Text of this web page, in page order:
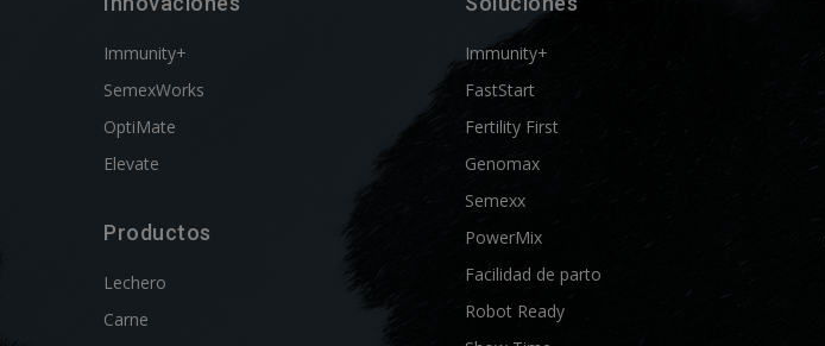
Immunity+
SemexWorks
OptiMate
Elevate
Productos
Lechero
Carne
Immunity+
FastStart
Fertility First
Genomax
Semexx
PowerMix
Facilidad de parto
Robot Ready